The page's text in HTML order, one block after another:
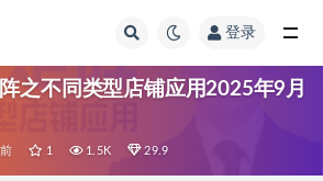
登录
之不同类型店铺应用2025年9月
1 1.5K 29.9